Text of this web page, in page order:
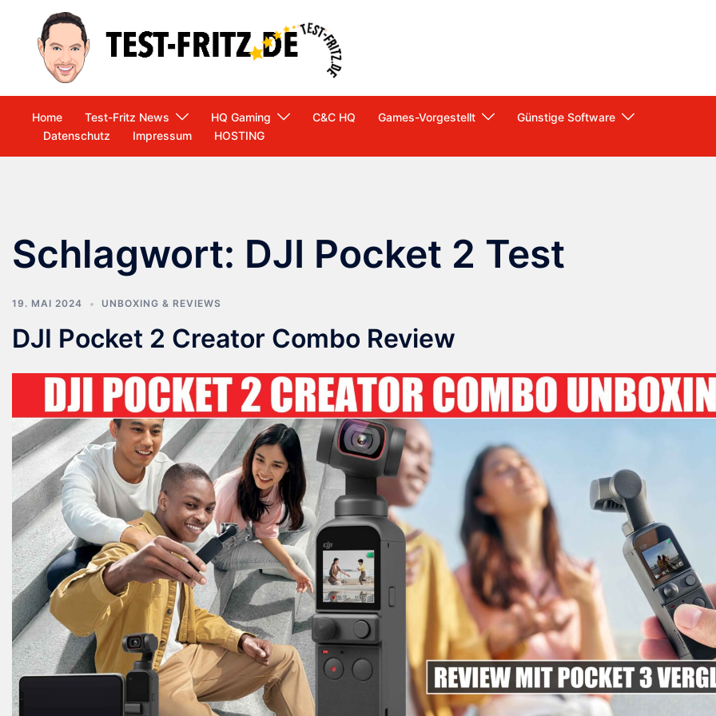
springen
Home Test-Fritz News HQ Gaming C&C HQ Games-Vorgestellt
Günstige Software
Datenschutz
Impressum HOSTING
Schlagwort: DJI Pocket 2 Test
19. MAI 2024 UNBOXING & REVIEWS
DJI Pocket 2 Creator Combo Review